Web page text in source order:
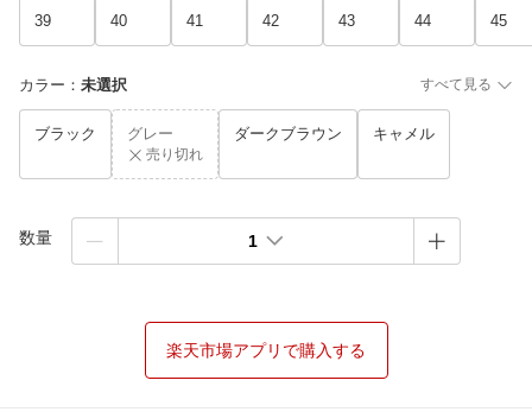
39 40 41 42 43 44 45
カラー ： 未選択 すべて見る
ブラック グレー
売り切れ
ダークブラウン キャメル
数量 1
楽天市場アプリで購入する